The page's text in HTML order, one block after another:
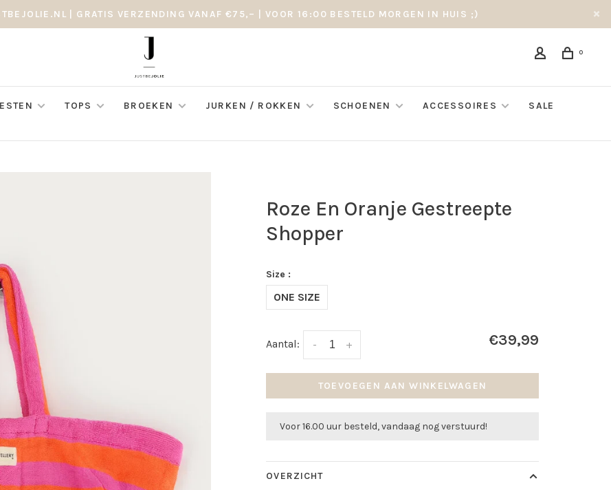
| GRATIS VERZENDING VANAF €75,– | VOOR 16:00 BESTELD MORGEN IN HUIS ;)
0
TOPS BROEKEN JURKEN / ROKKEN SCHOENEN ACCESSOIRES
SALE
Roze En Oranje Gestreepte
Shopper
Size :
ONE SIZE
Aantal: +
- €39,99
TOEVOEGEN AAN WINKELWAGEN
Voor 16.00 uur besteld, vandaag nog verstuurd!
OVERZICHT